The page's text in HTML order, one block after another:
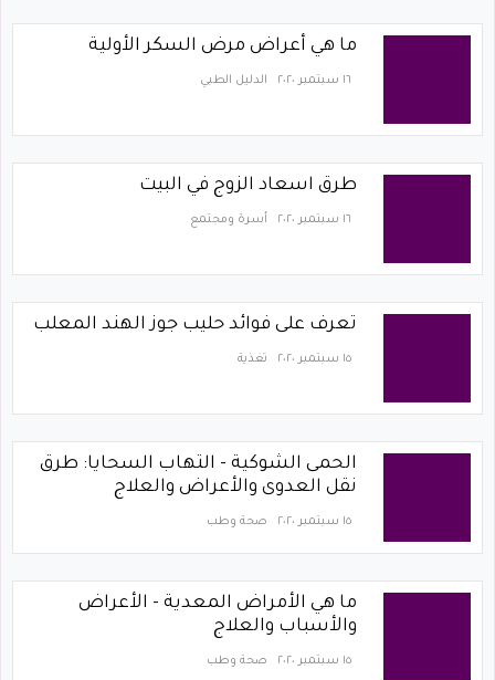
ما هي أعراض مرض السكر الأولية
١٦ سبتمبر ٢٠٢٠ الدليل الطبي
طرق اسعاد الزوج في البيت
١٦ سبتمبر ٢٠٢٠ أسرة ومجتمع
تعرف على فوائد حليب جوز الهند المعلب
١٥ سبتمبر ٢٠٢٠ تغذية
الحمى الشوكية - التهاب السحايا: طرق
نقل العدوى والأعراض والعلاج
١٥ سبتمبر ٢٠٢٠ صحة وطب
ما هي الأمراض المعدية - الأعراض
والأسباب والعلاج
١٥ سبتمبر ٢٠٢٠ صحة وطب